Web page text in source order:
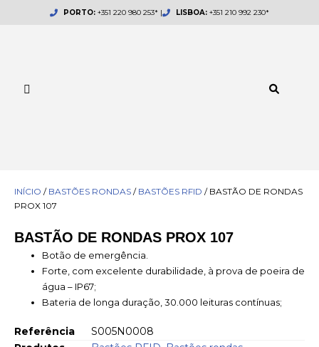
PORTO: +351 220 980 253* | LISBOA:+351 210 992 230*
INÍCIO / BASTÕES RONDAS / BASTÕES RFID / BASTÃO DE RONDAS
PROX 107
BASTÃO DE RONDAS PROX 107
Botão de emergência.
Forte, com excelente durabilidade, à prova de poeira de
água – IP67;
Bateria de longa duração, 30.000 leituras contínuas;
Referência
S005N0008